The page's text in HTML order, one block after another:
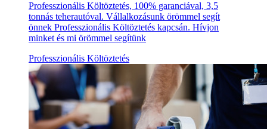
Professzionális Költöztetés, 100% garanciával, 3,5
tonnás teherautóval. Vállalkozásunk örömmel segít
önnek Professzionális Költöztetés kapcsán. Hívjon
minket és mi örömmel segítünk
Professzionális Költöztetés